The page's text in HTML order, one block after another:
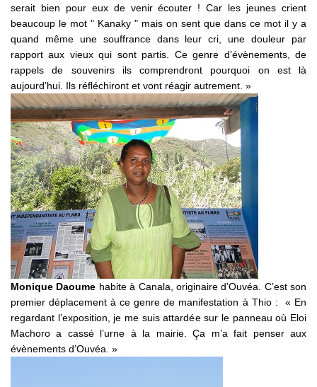
serait bien pour eux de venir écouter ! Car les jeunes crient
beaucoup le mot " Kanaky " mais on sent que dans ce mot il y a
quand même une souffrance dans leur cri, une douleur par
rapport aux vieux qui sont partis. Ce genre d’évènements, de
rappels de souvenirs ils comprendront pourquoi on est là
aujourd’hui. Ils réfléchiront et vont réagir autrement. »
Monique Daoume habite à Canala, originaire d’Ouvéa. C’est son
premier déplacement à ce genre de manifestation à Thio : « En
regardant l’exposition, je me suis attardée sur le panneau où Eloi
Machoro a cassé l’urne à la mairie. Ça m’a fait penser aux
évènements d’Ouvéa. »